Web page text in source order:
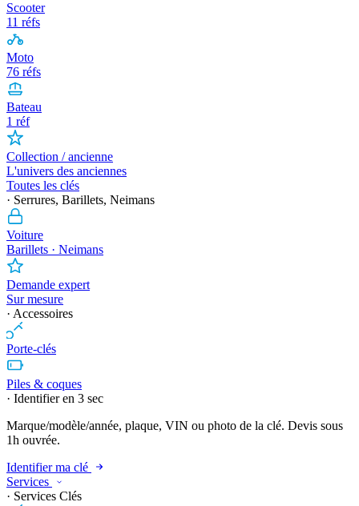
Scooter
11 réfs
Moto
76 réfs
Bateau
1 réf
Collection / ancienne
L'univers des anciennes
Toutes les clés
· Serrures, Barillets, Neimans
Voiture
Barillets · Neimans
Demande expert
Sur mesure
· Accessoires
Porte-clés
Piles & coques
· Identifier en 3 sec
Marque/modèle/année, plaque, VIN ou photo de la clé. Devis sous
1h ouvrée.
Identifier ma clé
Services
· Services Clés